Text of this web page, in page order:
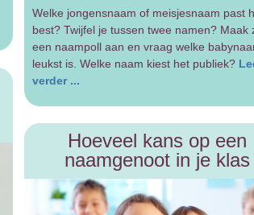
Welke jongensnaam of meisjesnaam past
best? Twijfel je tussen twee namen? Maak
een naampoll aan en vraag welke
leukst is. Welke naam kiest het publiek?
verder ...
Hoeveel kans op een
naamgenoot in je klas